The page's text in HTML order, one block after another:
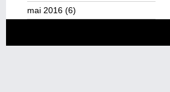
mai 2016 (6)